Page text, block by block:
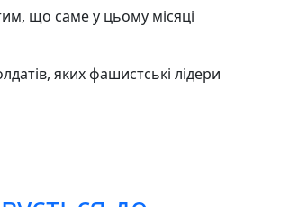
що саме у цьому місяці
яких фашистські лідери